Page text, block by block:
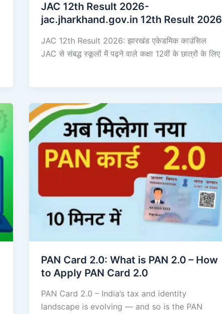
JAC 12th Result 2026-
jac.jharkhand.gov.in 12th Result 2026
JAC 12th Result 2026: झारखंड एकेडमिक काउंसिल
JAC से संबद्ध स्कूलों में पढ़ने वाले कक्षा 12वीं के छात्रों के लिए
PAN Card 2.0: What is PAN 2.0 – How
to Apply PAN Card 2.0
PAN Card 2.0 – India’s tax and identity
landscape is evolving — and so is the PAN